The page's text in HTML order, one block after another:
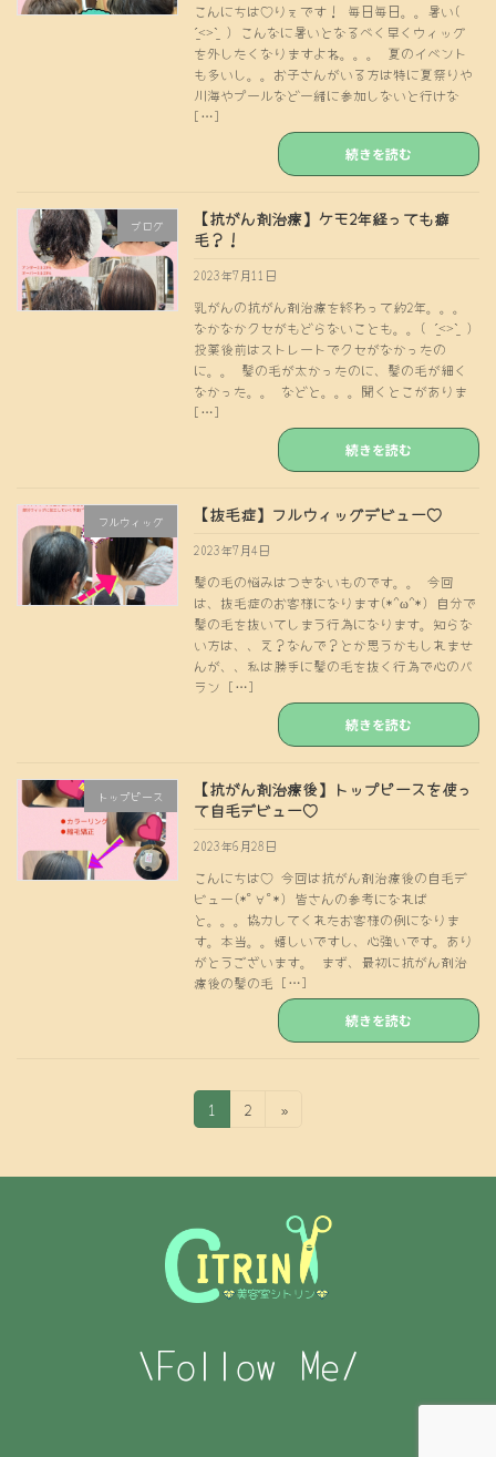
こんにちは♡りぇです！ 毎日毎日。。暑い(
ˊ̱˂˃ˋ̱ ) こんなに暑いとなるべく早くウィッグ
を外したくなりますよね。。。 夏のイベント
も多いし。。お子さんがいる方は特に夏祭りや
川海やプールなど一緒に参加しないと行けな
[…]
続きを読む
ブログ
【抗がん剤治療】ケモ2年経っても癖
毛？！
2023年7月11日
乳がんの抗がん剤治療を終わって約2年。。。
なかなかクセがもどらないことも。。( ˊ̱˂˃ˋ̱ )
投薬後前はストレートでクセがなかったの
に。。 髪の毛が太かったのに、髪の毛が細く
なかった。。 などと。。。聞くとこがありま
[…]
続きを読む
フルウィッグ 【抜毛症】フルウィッグデビュー♡
2023年7月4日
髪の毛の悩みはつきないものです。。 今回
は、抜毛症のお客様になります(*^ω^*) 自分で
髪の毛を抜いてしまう行為になります。知らな
い方は、、え？なんで？とか思うかもしれませ
んが、、私は勝手に髪の毛を抜く行為で心のバ
ラン […]
続きを読む
トップピース
【抗がん剤治療後】トップピースを使っ
て自毛デビュー♡
2023年6月28日
こんにちは♡ 今回は抗がん剤治療後の自毛デ
ビュー(*ﾟ∀ﾟ*) 皆さんの参考になれば
と。。。協力してくれたお客様の例になりま
す。本当。。嬉しいですし、心強いです。あり
がとうございます。 まず、最初に抗がん剤治
療後の髪の毛 […]
続きを読む
の
固
定
ー
1
固
ー
2 »
\Follow Me/